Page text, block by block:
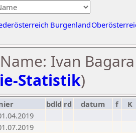
Burgenland
Ivan
Statistik)
bdld rd datum f
K